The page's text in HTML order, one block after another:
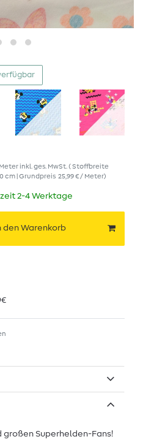
Meterinkl. ges. MwSt. ( Stoffbreite
cm | Grundpreis 25,99 € / Meter)
2-4 Werktage
den Warenkorb
großen Superhelden-Fans!